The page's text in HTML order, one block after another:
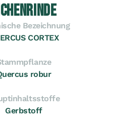
Bezeichnung
CORTEX
robur
Gerbstoff